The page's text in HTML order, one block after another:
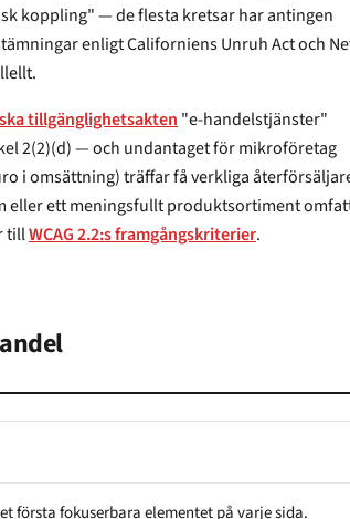
flesta kretsar har antingen
Unruh Act och New
tillgänglighetsakten "e-handelstjänster"
för mikroföretag
tillWCAG 2.2:s framgångskriterier.
första fokuserbara elementet på varje sida.